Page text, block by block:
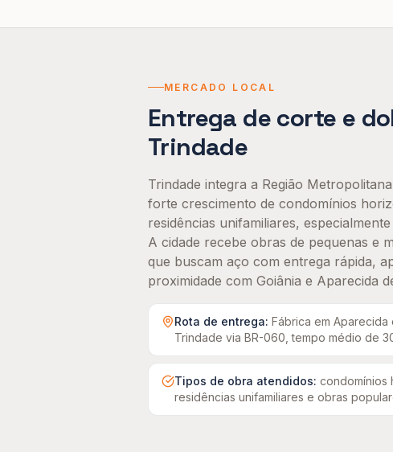
MERCADO LOCAL
Entrega de corte e
Trindade
Trindade integra a Região
forte crescimento de condomínios
residências unifamiliares,
A cidade recebe obras de pequenas e
que buscam aço com entrega rápida,
proximidade com Goiânia e Aparecida
Rota de entrega: Fábrica em Aparecida
Trindade via BR-060, tempo médio de
Tipos de obra atendidos: condomínios
residências unifamiliares e obras